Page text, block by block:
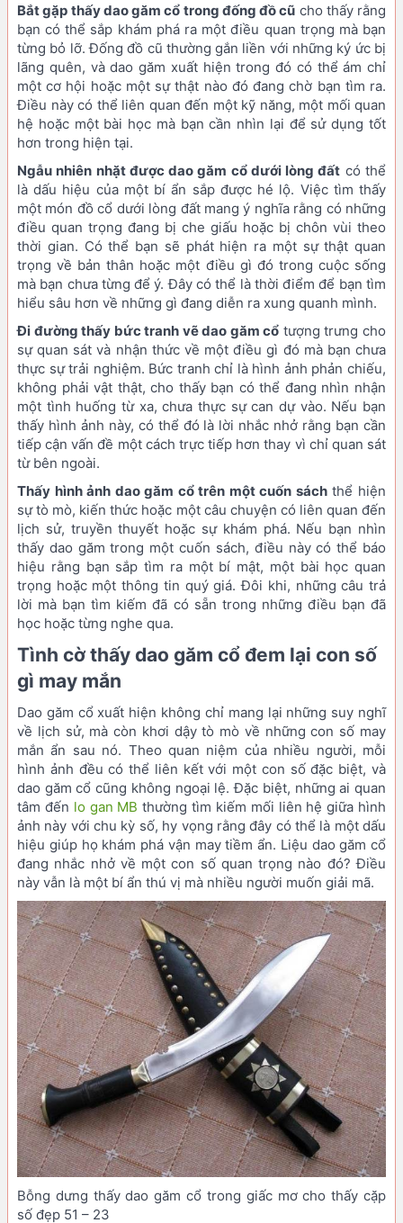
Bắt gặp thấy dao găm cổ trong đống đồ cũ cho thấy rằng
bạn có thể sắp khám phá ra một điều quan trọng mà bạn
từng bỏ lỡ. Đống đồ cũ thường gắn liền với những ký ức bị
lãng quên, và dao găm xuất hiện trong đó có thể ám chỉ
một cơ hội hoặc một sự thật nào đó đang chờ bạn tìm ra.
Điều này có thể liên quan đến một kỹ năng, một mối quan
hệ hoặc một bài học mà bạn cần nhìn lại để sử dụng tốt
hơn trong hiện tại.
Ngẫu nhiên nhặt được dao găm cổ dưới lòng đất có thể
là dấu hiệu của một bí ẩn sắp được hé lộ. Việc tìm thấy
một món đồ cổ dưới lòng đất mang ý nghĩa rằng có những
điều quan trọng đang bị che giấu hoặc bị chôn vùi theo
thời gian. Có thể bạn sẽ phát hiện ra một sự thật quan
trọng về bản thân hoặc một điều gì đó trong cuộc sống
mà bạn chưa từng để ý. Đây có thể là thời điểm để bạn tìm
hiểu sâu hơn về những gì đang diễn ra xung quanh mình.
Đi đường thấy bức tranh vẽ dao găm cổ tượng trưng cho
sự quan sát và nhận thức về một điều gì đó mà bạn chưa
thực sự trải nghiệm. Bức tranh chỉ là hình ảnh phản chiếu,
không phải vật thật, cho thấy bạn có thể đang nhìn nhận
một tình huống từ xa, chưa thực sự can dự vào. Nếu bạn
thấy hình ảnh này, có thể đó là lời nhắc nhở rằng bạn cần
tiếp cận vấn đề một cách trực tiếp hơn thay vì chỉ quan sát
từ bên ngoài.
Thấy hình ảnh dao găm cổ trên một cuốn sáchthể hiện
sự tò mò, kiến thức hoặc một câu chuyện có liên quan đến
lịch sử, truyền thuyết hoặc sự khám phá. Nếu bạn nhìn
thấy dao găm trong một cuốn sách, điều này có thể báo
hiệu rằng bạn sắp tìm ra một bí mật, một bài học quan
trọng hoặc một thông tin quý giá. Đôi khi, những câu trả
lời mà bạn tìm kiếm đã có sẵn trong những điều bạn đã
học hoặc từng nghe qua.
Tình cờ thấy dao găm cổ đem lại con số
gì may mắn
Dao găm cổ xuất hiện không chỉ mang lại những suy nghĩ
về lịch sử, mà còn khơi dậy tò mò về những con số may
mắn ẩn sau nó. Theo quan niệm của nhiều người, mỗi
hình ảnh đều có thể liên kết với một con số đặc biệt, và
dao găm cổ cũng không ngoại lệ. Đặc biệt, những ai quan
tâm đến lo gan MB thường tìm kiếm mối liên hệ giữa hình
ảnh này với chu kỳ số, hy vọng rằng đây có thể là một dấu
hiệu giúp họ khám phá vận may tiềm ẩn. Liệu dao găm cổ
đang nhắc nhở về một con số quan trọng nào đó? Điều
này vẫn là một bí ẩn thú vị mà nhiều người muốn giải mã.
Bỗng dưng thấy dao găm cổ trong giấc mơ cho thấy cặp
số đẹp 51 – 23